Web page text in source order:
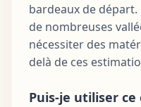
bardeaux de départ.
de nombreuses
nécessiter des
delà de ces
Puis-je utiliser